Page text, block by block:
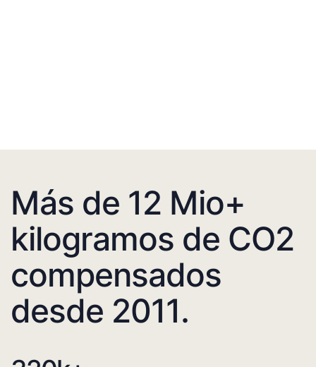
Más de 12 Mio+
kilogramos de CO2
compensados
desde 2011.